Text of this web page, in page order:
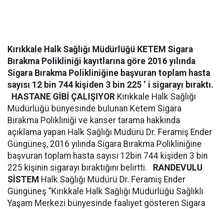
Kırıkkale Halk Sağlığı Müdürlüğü KETEM Sigara
Bırakma Polikliniği kayıtlarına göre 2016 yılında
Sigara Bırakma Polikliniğine başvuran toplam hasta
sayısı 12 bin 744 kişiden 3 bin 225 ‘ i sigarayı bıraktı.
HASTANE GİBİ ÇALIŞIYOR Kırıkkale Halk Sağlığı
Müdürlüğü bünyesinde bulunan Ketem Sigara
Bırakma Polikliniği ve kanser tarama hakkında
açıklama yapan Halk Sağlığı Müdürü Dr. Feramiş Ender
Güngüneş, 2016 yılında Sigara Bırakma Polikliniğine
başvuran toplam hasta sayısı 12bin 744 kişiden 3 bin
225 kişinin sigarayı bıraktığını belirtti.
RANDEVULU
SİSTEM Halk Sağlığı Müdürü Dr. Feramiş Ender
Güngüneş “Kırıkkale Halk Sağlığı Müdürlüğü Sağlıklı
Yaşam Merkezi bünyesinde faaliyet gösteren Sigara